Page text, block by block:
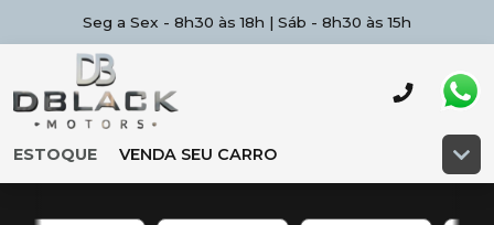
Seg a Sex - 8h30 às 18h | Sáb - 8h30 às 15h
ESTOQUE VENDA SEU CARRO